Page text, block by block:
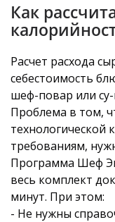
Как
Расчет расхода
себестоимость
шеф-повар или
Проблема в том,
технологической
требованиям,
Программа Шеф
весь комплект
минут. При этом:
- Не нужны